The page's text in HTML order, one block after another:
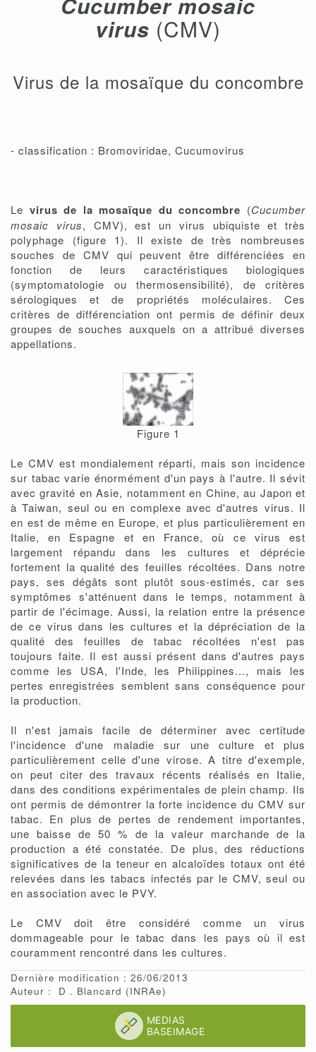
virus (CMV)
Virus de la mosaïque du concombre
- classification : Bromoviridae, Cucumovirus
Le virus de la mosaïque du concombre (Cucumber
mosaic virus, CMV), est un virus ubiquiste et très
polyphage (figure 1). Il existe de très nombreuses
souches de CMV qui peuvent être différenciées en
fonction de leurs caractéristiques biologiques
(symptomatologie ou thermosensibilité), de critères
sérologiques et de propriétés moléculaires. Ces
critères de différenciation ont permis de définir deux
groupes de souches auxquels on a attribué diverses
appellations.
Figure 1
Le CMV est mondialement réparti, mais son incidence
sur tabac varie énormément d'un pays à l'autre. Il sévit
avec gravité en Asie, notamment en Chine, au Japon et
à Taiwan, seul ou en complexe avec d'autres virus. Il
en est de même en Europe, et plus particulièrement en
Italie, en Espagne et en France, où ce virus est
largement répandu dans les cultures et déprécie
fortement la qualité des feuilles récoltées. Dans notre
pays, ses dégâts sont plutôt sous-estimés, car ses
symptômes s'atténuent dans le temps, notamment à
partir de l'écimage. Aussi, la relation entre la présence
de ce virus dans les cultures et la dépréciation de la
qualité des feuilles de tabac récoltées n'est pas
toujours faite. Il est aussi présent dans d'autres pays
comme les USA, l'Inde, les Philippines..., mais les
pertes enregistrées semblent sans conséquence pour
la production.
Il n'est jamais facile de déterminer avec certitude
l'incidence d'une maladie sur une culture et plus
particulièrement celle d'une virose. A titre d'exemple,
on peut citer des travaux récents réalisés en Italie,
dans des conditions expérimentales de plein champ. Ils
ont permis de démontrer la forte incidence du CMV sur
tabac. En plus de pertes de rendement importantes,
une baisse de 50 % de la valeur marchande de la
production a été constatée. De plus, des réductions
significatives de la teneur en alcaloïdes totaux ont été
relevées dans les tabacs infectés par le CMV, seul ou
en association avec le PVY.
Le CMV doit être considéré comme un virus
dommageable pour le tabac dans les pays où il est
couramment rencontré dans les cultures.
Dernière modification : 26/06/2013
Auteur :
D Blancard (INRAe)